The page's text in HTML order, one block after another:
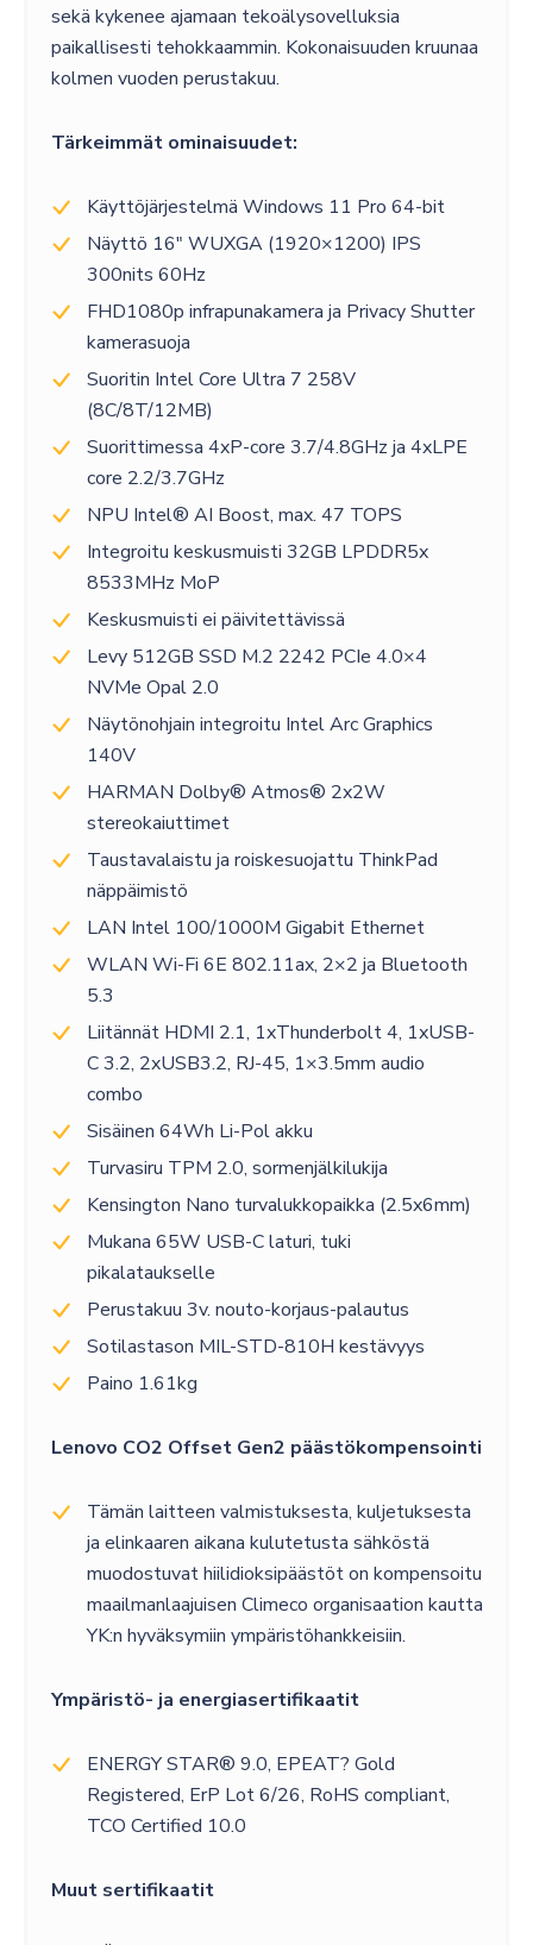
sekä kykenee ajamaan tekoälysovelluksia
paikallisesti tehokkaammin. Kokonaisuuden kruunaa
kolmen vuoden perustakuu.
Tärkeimmät ominaisuudet:
Käyttöjärjestelmä Windows 11 Pro 64-bit
Näyttö 16″ WUXGA (1920×1200) IPS
300nits 60Hz
FHD1080p infrapunakamera ja Privacy Shutter
kamerasuoja
Suoritin Intel Core Ultra 7 258V
(8C/8T/12MB)
Suorittimessa 4xP-core 3.7/4.8GHz ja 4xLPE
core 2.2/3.7GHz
NPU Intel® AI Boost, max. 47 TOPS
Integroitu keskusmuisti 32GB LPDDR5x
8533MHz MoP
Keskusmuisti ei päivitettävissä
Levy 512GB SSD M.2 2242 PCIe 4.0×4
NVMe Opal 2.0
Näytönohjain integroitu Intel Arc Graphics
140V
HARMAN Dolby® Atmos® 2x2W
stereokaiuttimet
Taustavalaistu ja roiskesuojattu ThinkPad
näppäimistö
LAN Intel 100/1000M Gigabit Ethernet
WLAN Wi-Fi 6E 802.11ax, 2×2 ja Bluetooth
5.3
Liitännät HDMI 2.1, 1xThunderbolt 4, 1xUSB-
C 3.2, 2xUSB3.2, RJ-45, 1×3.5mm audio
combo
Sisäinen 64Wh Li-Pol akku
Turvasiru TPM 2.0, sormenjälkilukija
Kensington Nano turvalukkopaikka (2.5x6mm)
Mukana 65W USB-C laturi, tuki
pikalataukselle
Perustakuu 3v. nouto-korjaus-palautus
Sotilastason MIL-STD-810H kestävyys
Paino 1.61kg
Lenovo CO2 Offset Gen2 päästökompensointi
Tämän laitteen valmistuksesta, kuljetuksesta
ja elinkaaren aikana kulutetusta sähköstä
muodostuvat hiilidioksipäästöt on kompensoitu
maailmanlaajuisen Climeco organisaation kautta
YK:n hyväksymiin ympäristöhankkeisiin.
Ympäristö- ja energiasertifikaatit
ENERGY STAR® 9.0, EPEAT? Gold
Registered, ErP Lot 6/26, RoHS compliant,
TCO Certified 10.0
Muut sertifikaatit